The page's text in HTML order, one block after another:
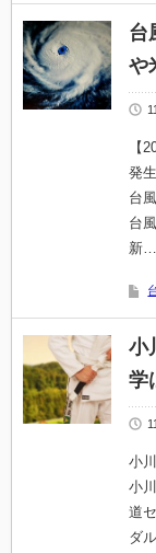
台
や
【
発
台
台
新…
小
学
小
小
道
ダ